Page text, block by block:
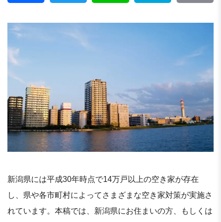
新潟県には平成30年時点で14万戸以上の空き家が存在
し、県や各市町村によってさまざまな空き家対策が実施さ
れています。本稿では、新潟県にお住まいの方、もしくは